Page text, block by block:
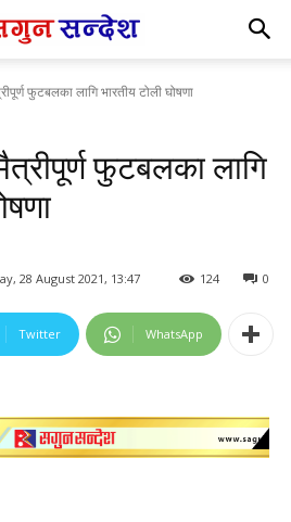
फुटबलका लागि भारतीय टोली घोषणा
फुटबलका लागि
28 August 2021, 13:47 0
124
Twitter WhatsApp